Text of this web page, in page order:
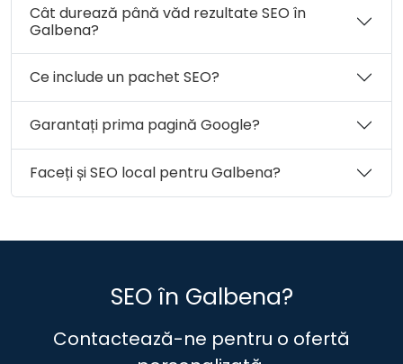
Cât durează până văd rezultate SEO în
Galbena?
Ce include un pachet SEO?
Garantați prima pagină Google?
Faceți și SEO local pentru Galbena?
SEO în Galbena?
Contactează-ne pentru o ofertă